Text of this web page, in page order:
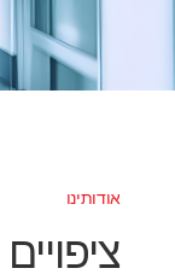
אודותינו